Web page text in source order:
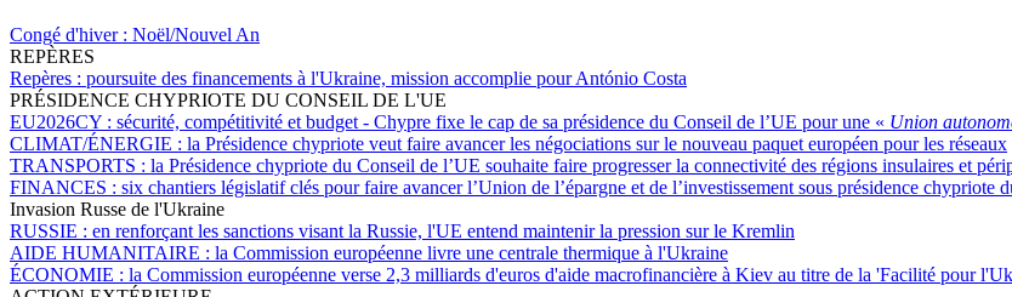
Congé d'hiver : Noël/Nouvel An
REPÈRES
Repères : poursuite des financements à l'Ukraine, mission accomplie pour António Costa
PRÉSIDENCE CHYPRIOTE DU CONSEIL DE L'UE
EU2026CY : sécurité, compétitivité et budget - Chypre fixe le cap de sa présidence du Conseil de l’UE pour une « Union
CLIMAT/ÉNERGIE : la Présidence chypriote veut faire avancer les négociations sur le nouveau paquet européen pour les réseaux
TRANSPORTS : la Présidence chypriote du Conseil de l’UE souhaite faire progresser la connectivité des régions insulaires et
FINANCES : six chantiers législatif clés pour faire avancer l’Union de l’épargne et de l’investissement sous présidence chypriote
Invasion Russe de l'Ukraine
RUSSIE : en renforçant les sanctions visant la Russie, l'UE entend maintenir la pression sur le Kremlin
AIDE HUMANITAIRE : la Commission européenne livre une centrale thermique à l'Ukraine
ÉCONOMIE : la Commission européenne verse 2,3 milliards d'euros d'aide macrofinancière à Kiev au titre de la 'Facilité pour